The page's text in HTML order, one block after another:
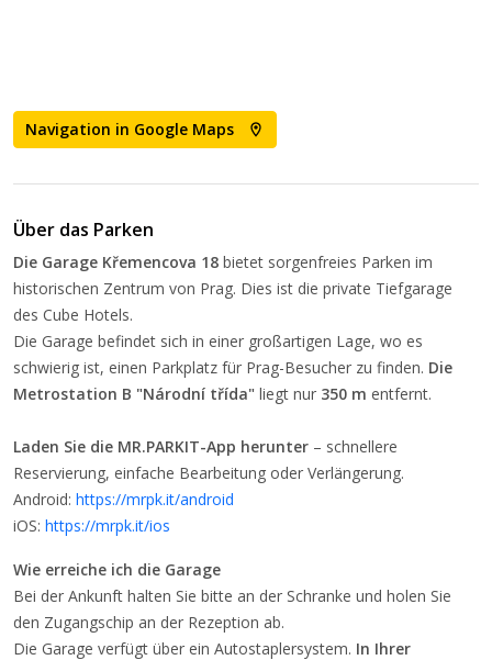
Navigation in Google Maps
Über das Parken
Die Garage Křemencova 18 bietet sorgenfreies Parken im
historischen Zentrum von Prag. Dies ist die private Tiefgarage
des Cube Hotels.
Die Garage befindet sich in einer großartigen Lage, wo es
schwierig ist, einen Parkplatz für Prag-Besucher zu finden. Die
Metrostation B "Národní třída" liegt nur 350 m entfernt.
Laden Sie die MR.PARKIT-App herunter – schnellere
Reservierung, einfache Bearbeitung oder Verlängerung.
Android: https://mrpk.it/android
iOS: https://mrpk.it/ios
Wie erreiche ich die Garage
Bei der Ankunft halten Sie bitte an der Schranke und holen Sie
den Zugangschip an der Rezeption ab.
Die Garage verfügt über ein Autostaplersystem. In Ihrer